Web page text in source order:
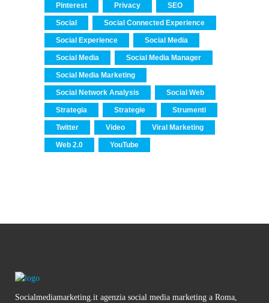
Pinterest Privacy SEO
Social Social Connected Experience
Social Experience Social Media
Social Media Social Media Manager
Social Media Marketing
Social Network Analysis Social Web
Strategia Strategie Strumenti
Twitter Video Viral Marketing
Web 2.0 YouTube
Socialmediamarketing.it agenzia social media marketing a Roma,